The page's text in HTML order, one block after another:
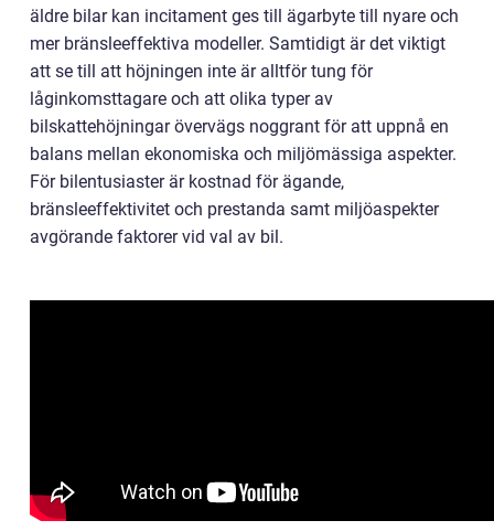
äldre bilar kan incitament ges till ägarbyte till nyare och
mer bränsleeffektiva modeller. Samtidigt är det viktigt
att se till att höjningen inte är alltför tung för
låginkomsttagare och att olika typer av
bilskattehöjningar övervägs noggrant för att uppnå en
balans mellan ekonomiska och miljömässiga aspekter.
För bilentusiaster är kostnad för ägande,
bränsleeffektivitet och prestanda samt miljöaspekter
avgörande faktorer vid val av bil.